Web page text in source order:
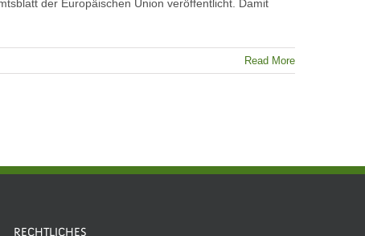
der Europäischen Union veröffentlicht. Damit
Read More
RECHTLICHES